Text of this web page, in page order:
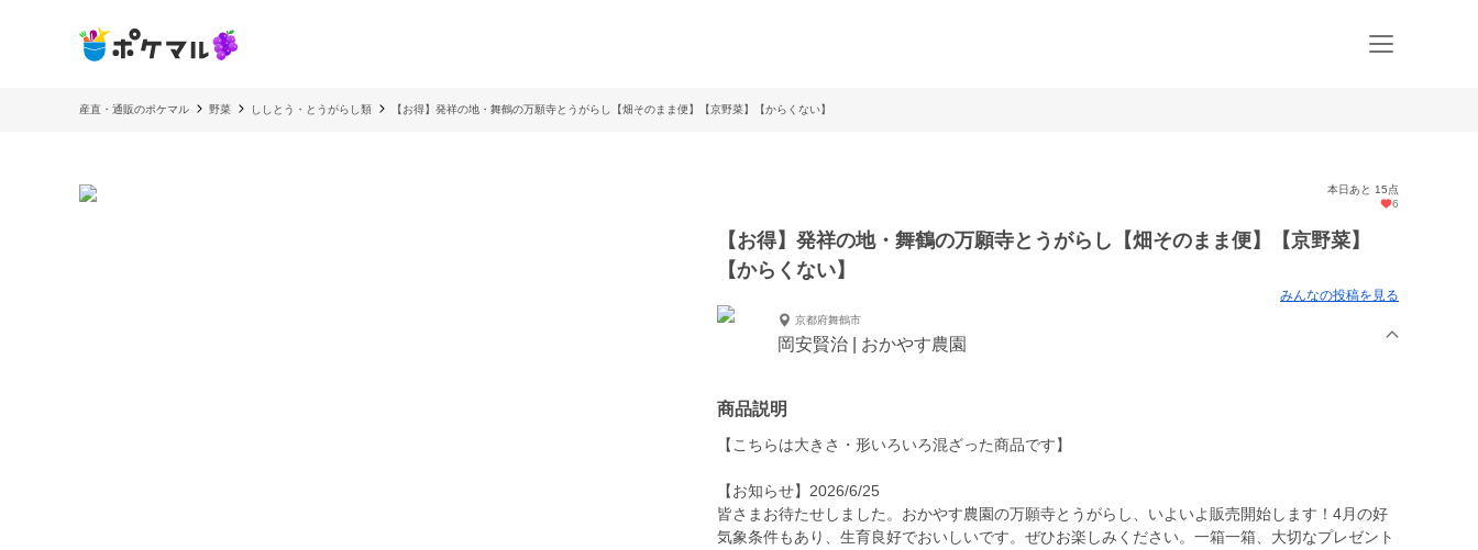
産直・通販のポケマル 野菜 ししとう・とうがらし類 【お得】発祥の地・舞鶴の万願寺とうがらし【畑そのまま便】【京野菜】【からくない】
本日あと 15点
6
【お得】発祥の地・舞鶴の万願寺とうがらし【畑そのまま便】【京野菜】
【からくない】
みんなの投稿を見る
京都府舞鶴市
岡安賢治 | おかやす農園
商品説明
【こちらは大きさ・形いろいろ混ざった商品です】
【お知らせ】2026/6/25
皆さまお待たせしました。おかやす農園の万願寺とうがらし、いよいよ販売開始します！4月の好
気象条件もあり、生育良好でおいしいです。ぜひお楽しみください。一箱一箱、大切なプレゼント